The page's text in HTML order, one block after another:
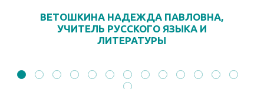
ВЕТОШКИНА НАДЕЖДА ПАВЛОВНА,
УЧИТЕЛЬ РУССКОГО ЯЗЫКА И
ЛИТЕРАТУРЫ